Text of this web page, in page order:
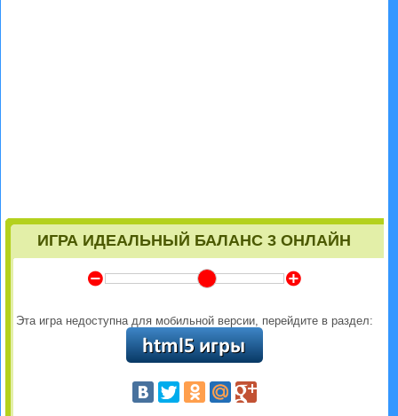
ИГРА ИДЕАЛЬНЫЙ БАЛАНС 3 ОНЛАЙН
Y Z
Эта игра недоступна для мобильной версии, перейдите в раздел: